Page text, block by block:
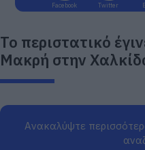
Facebook Twitter
Το περιστατικό
Μακρή στην
Ανακαλύψτε